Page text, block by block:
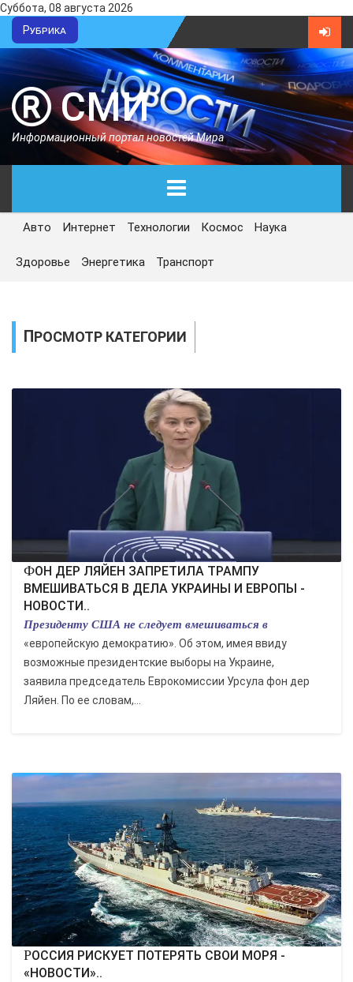
Суббота, 08 августа 2026
Рубрика
СМИ
Информационный портал новостей Мира
ГЛАВНАЯ
СЕГОДНЯ
КУЛЬТУРА
ВОЕННЫЕ ДЕЙСТВИЯ
ПРОИСШЕСТВИЯ
Авто Интернет Технологии Космос Наука
Здоровье Энергетика Транспорт
ПРОСМОТР КАТЕГОРИИ
ФОН ДЕР ЛЯЙЕН ЗАПРЕТИЛА ТРАМПУ
ВМЕШИВАТЬСЯ В ДЕЛА УКРАИНЫ И ЕВРОПЫ -
НОВОСТИ..
Президенту США не следует вмешиваться в
«европейскую демократию». Об этом, имея ввиду
возможные президентские выборы на Украине,
заявила председатель Еврокомиссии Урсула фон дер
Ляйен. По ее словам,...
РОССИЯ РИСКУЕТ ПОТЕРЯТЬ СВОИ МОРЯ -
«НОВОСТИ»..